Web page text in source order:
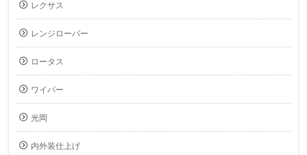
レクサス
レンジローバー
ロータス
ワイパー
光岡
内外装仕上げ